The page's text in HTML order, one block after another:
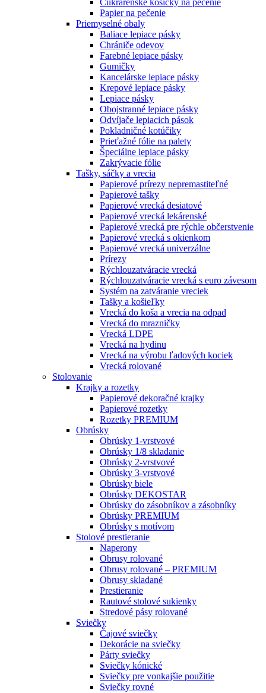
Papier na pečenie
Priemyselné obaly
Baliace lepiace pásky
Chrániče odevov
Farebné lepiace pásky
Gumičky
Kancelárske lepiace pásky
Krepové lepiace pásky
Lepiace pásky
Obojstranné lepiace pásky
Odvíjače lepiacich pások
Pokladničné kotúčiky
Prieťažné fólie na palety
Špeciálne lepiace pásky
Zakrývacie fólie
Tašky, sáčky a vrecia
Papierové prírezy nepremastiteľné
Papierové tašky
Papierové vrecká desiatové
Papierové vrecká lekárenské
Papierové vrecká pre rýchle občerstvenie
Papierové vrecká s okienkom
Papierové vrecká univerzálne
Prírezy
Rýchlouzatváracie vrecká
Rýchlouzatváracie vrecká s euro závesom
Systém na zatváranie vreciek
Tašky a košieľky
Vrecká do koša a vrecia na odpad
Vrecká do mrazničky
Vrecká LDPE
Vrecká na hydinu
Vrecká na výrobu ľadových kociek
Vrecká rolované
Stolovanie
Krajky a rozetky
Papierové dekoračné krajky
Papierové rozetky
Rozetky PREMIUM
Obrúsky
Obrúsky 1-vrstvové
Obrúsky 1/8 skladanie
Obrúsky 2-vrstvové
Obrúsky 3-vrstvové
Obrúsky biele
Obrúsky DEKOSTAR
Obrúsky do zásobníkov a zásobníky
Obrúsky PREMIUM
Obrúsky s motívom
Stolové prestieranie
Naperony
Obrusy rolované
Obrusy rolované – PREMIUM
Obrusy skladané
Prestieranie
Rautové stolové sukienky
Stredové pásy rolované
Sviečky
Čajové sviečky
Dekorácie na sviečky
Párty sviečky
Sviečky kónické
Sviečky pre vonkajšie použitie
Sviečky rovné